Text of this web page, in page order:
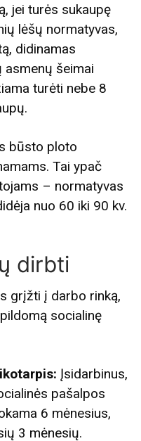
jei turės sukaupę
lėšų normatyvas,
didinamas
asmenų šeimai
turėti nebe 8
būsto ploto
Tai ypač
– normatyvas
nuo 60 iki 90 kv.
dirbti
grįžti į darbo rinką,
socialinę
Įsidarbinus,
pašalpos
6 mėnesius,
3 mėnesių.